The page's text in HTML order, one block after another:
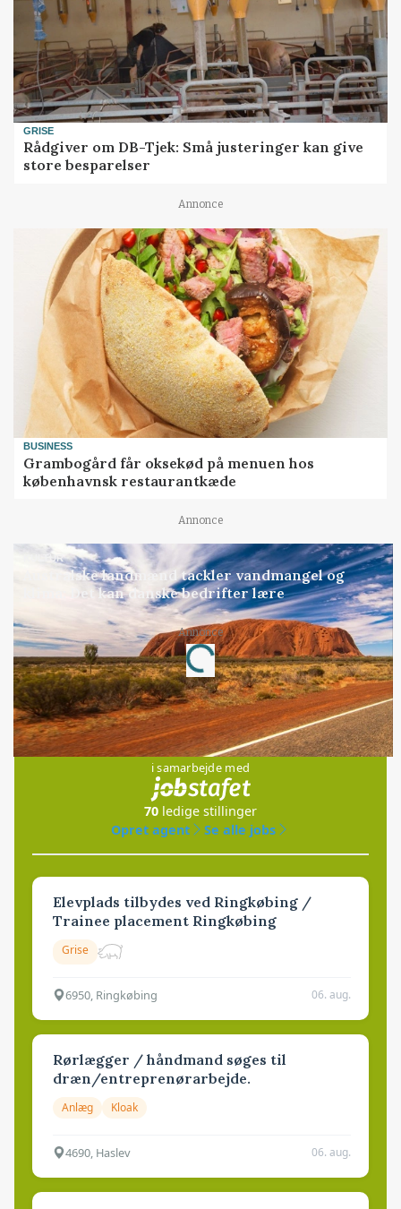
GRISE
Rådgiver om DB-Tjek: Små justeringer kan give
store besparelser
Annonce
BUSINESS
Grambogård får oksekød på menuen hos
københavnsk restaurantkæde
Annonce
KULTUR
Australske landmænd tackler vandmangel og
klima: Det kan danske bedrifter lære
Annonce
Loading...
Jobs
i samarbejde med
70 ledige stillinger
Opret agent
Se alle jobs
Elevplads tilbydes ved Ringkøbing /
Trainee placement Ringkøbing
Grise
6950, Ringkøbing 06. aug.
Rørlægger / håndmand søges til
dræn/entreprenørarbejde.
Anlæg Kloak
4690, Haslev 06. aug.